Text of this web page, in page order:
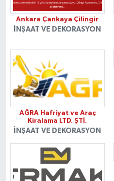
Ankara Çankaya Çilingir
İNŞAAT VE DEKORASYON
AĞRA Hafriyat ve Araç
Kiralama LTD. ŞTİ.
İNŞAAT VE DEKORASYON